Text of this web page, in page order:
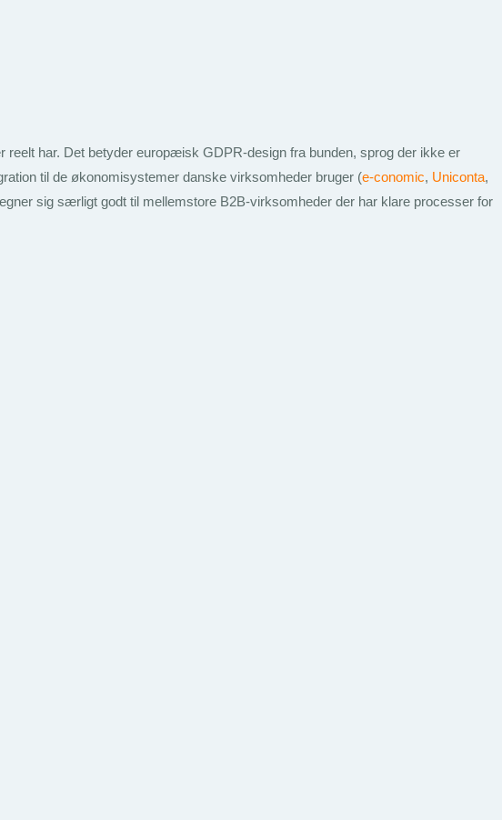
har. Det betyder europæisk GDPR-design fra bunden, sprog der ikke er
til de økonomisystemer danske virksomheder bruger (e-conomic, Uniconta,
sig særligt godt til mellemstore B2B-virksomheder der har klare processer for